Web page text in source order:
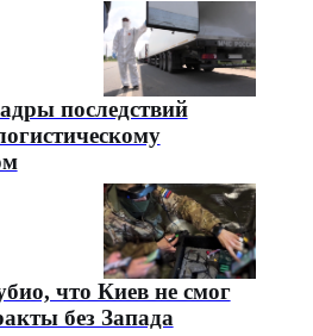
последствий
что Киев не смог
без Запада